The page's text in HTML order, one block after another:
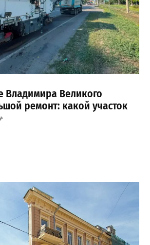
Владимира Великого
ремонт: какой участок